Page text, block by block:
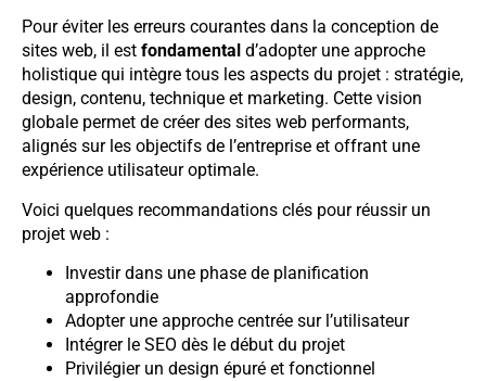
Pour éviter les erreurs courantes dans la conception de
sites web, il est fondamental d’adopter une approche
holistique qui intègre tous les aspects du projet : stratégie,
design, contenu, technique et marketing. Cette vision
globale permet de créer des sites web performants,
alignés sur les objectifs de l’entreprise et offrant une
expérience utilisateur optimale.
Voici quelques recommandations clés pour réussir un
projet web :
Investir dans une phase de planification
approfondie
Adopter une approche centrée sur l’utilisateur
Intégrer le SEO dès le début du projet
Privilégier un design épuré et fonctionnel